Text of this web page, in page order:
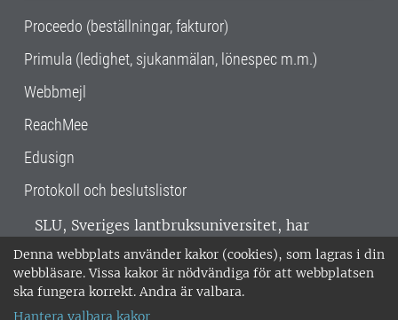
Denna webbplats använder kakor (cookies), som lagras i din
webbläsare. Vissa kakor är nödvändiga för att webbplatsen
ska fungera korrekt. Andra är valbara.
Hantera valbara kakor
Proceedo (beställningar, fakturor)
Primula (ledighet, sjukanmälan, lönespec m.m.)
Webbmejl
ReachMee
Edusign
Protokoll och beslutslistor
SLU, Sveriges lantbruksuniversitet, har
verksamhet över hela Sverige. Huvudorter är
Alnarp, Uppsala och Umeå.SLU är
miljöcertifierat enligt ISO 14001. •
018-67 10 00 • Org nr: 202100-2817 •